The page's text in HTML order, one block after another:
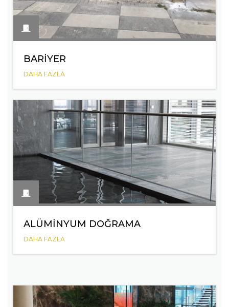
BARIYER
DAHA FAZLA
ALÜMINYUM DOĞRAMA
DAHA FAZLA